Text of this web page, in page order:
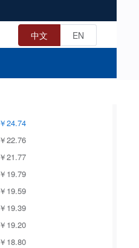
中文 EN
￥24.74
￥22.76
￥21.77
￥19.79
￥19.59
￥19.39
￥19.20
￥18.80